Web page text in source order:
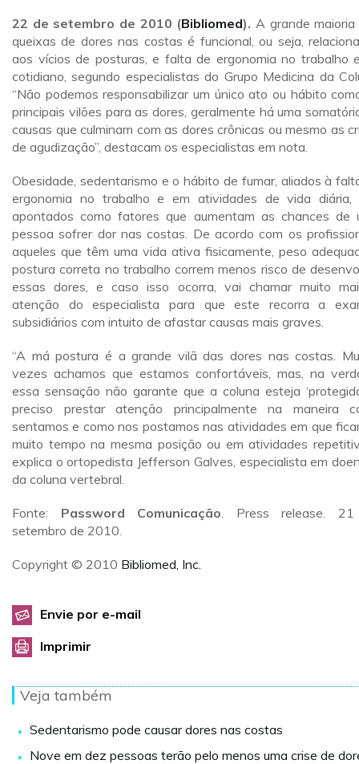
22 de setembro de 2010 (Bibliomed). A grande maioria
queixas de dores nas costas é funcional, ou seja,
aos vícios de posturas, e falta de ergonomia no trabalho
cotidiano, segundo especialistas do Grupo Medicina da
“Não podemos responsabilizar um único ato ou hábito
principais vilões para as dores, geralmente há uma
causas que culminam com as dores crônicas ou mesmo as
de agudização”, destacam os especialistas em nota.
Obesidade, sedentarismo e o hábito de fumar, aliados à
ergonomia no trabalho e em atividades de vida diária,
apontados como fatores que aumentam as chances de
pessoa sofrer dor nas costas. De acordo com os
aqueles que têm uma vida ativa fisicamente, peso
postura correta no trabalho correm menos risco de
essas dores, e caso isso ocorra, vai chamar muito
atenção do especialista para que este recorra a
subsidiários com intuito de afastar causas mais graves.
“A má postura é a grande vilã das dores nas costas.
vezes achamos que estamos confortáveis, mas, na
essa sensação não garante que a coluna esteja
preciso prestar atenção principalmente na maneira
sentamos e como nos postamos nas atividades em que
muito tempo na mesma posição ou em atividades
explica o ortopedista Jefferson Galves, especialista em
da coluna vertebral.
Fonte: Password Comunicação. Press release.
setembro de 2010.
Copyright © 2010 Bibliomed, Inc.
Envie por e-mail
Imprimir
Veja também
Sedentarismo pode causar dores nas costas
Nove em dez pessoas terão pelo menos uma crise de